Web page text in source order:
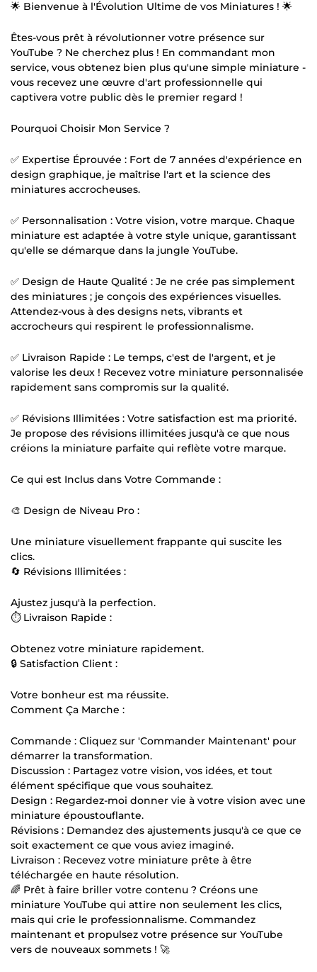
🌟 Bienvenue à l'Évolution Ultime de vos Miniatures ! 🌟
Êtes-vous prêt à révolutionner votre présence sur
YouTube ? Ne cherchez plus ! En commandant mon
service, vous obtenez bien plus qu'une simple miniature -
vous recevez une œuvre d'art professionnelle qui
captivera votre public dès le premier regard !
Pourquoi Choisir Mon Service ?
✅ Expertise Éprouvée : Fort de 7 années d'expérience en
design graphique, je maîtrise l'art et la science des
miniatures accrocheuses.
✅ Personnalisation : Votre vision, votre marque. Chaque
miniature est adaptée à votre style unique, garantissant
qu'elle se démarque dans la jungle YouTube.
✅ Design de Haute Qualité : Je ne crée pas simplement
des miniatures ; je conçois des expériences visuelles.
Attendez-vous à des designs nets, vibrants et
accrocheurs qui respirent le professionnalisme.
✅ Livraison Rapide : Le temps, c'est de l'argent, et je
valorise les deux ! Recevez votre miniature personnalisée
rapidement sans compromis sur la qualité.
✅ Révisions Illimitées : Votre satisfaction est ma priorité.
Je propose des révisions illimitées jusqu'à ce que nous
créions la miniature parfaite qui reflète votre marque.
Ce qui est Inclus dans Votre Commande :
🎨 Design de Niveau Pro :
Une miniature visuellement frappante qui suscite les
clics.
🔄 Révisions Illimitées :
Ajustez jusqu'à la perfection.
⏱️ Livraison Rapide :
Obtenez votre miniature rapidement.
🔒 Satisfaction Client :
Votre bonheur est ma réussite.
Comment Ça Marche :
Commande : Cliquez sur 'Commander Maintenant' pour
démarrer la transformation.
Discussion : Partagez votre vision, vos idées, et tout
élément spécifique que vous souhaitez.
Design : Regardez-moi donner vie à votre vision avec une
miniature époustouflante.
Révisions : Demandez des ajustements jusqu'à ce que ce
soit exactement ce que vous aviez imaginé.
Livraison : Recevez votre miniature prête à être
téléchargée en haute résolution.
🌈 Prêt à faire briller votre contenu ? Créons une
miniature YouTube qui attire non seulement les clics,
mais qui crie le professionnalisme. Commandez
maintenant et propulsez votre présence sur YouTube
vers de nouveaux sommets ! 🚀